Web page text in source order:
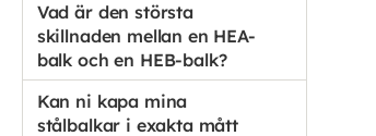
Vad är den största
skillnaden mellan en HEA-
balk och en HEB-balk?
Kan ni kapa mina
stålbalkar i exakta mått